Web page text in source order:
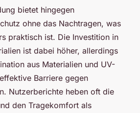
bietet hingegen
ohne das Nachtragen, was
praktisch ist. Die Investition in
ist dabei höher, allerdings
aus Materialien und UV-
Barriere gegen
Nutzerberichte heben oft die
den Tragekomfort als